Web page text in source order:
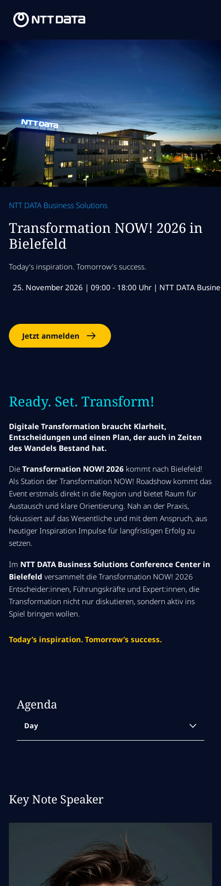
NTT DATA Business Solutions
Transformation NOW! 2026 in
Bielefeld
Today's inspiration. Tomorrow's success.
25. November 2026 | 09:00 - 18:00 Uhr | NTT DATA
Jetzt anmelden
Ready. Set. Transform!
Digitale Transformation braucht Klarheit,
Entscheidungen und einen Plan, der auch in Zeiten
des Wandels Bestand hat.
Die Transformation NOW! 2026 kommt nach Bielefeld!
Als Station der Transformation NOW! Roadshow kommt das
Event erstmals direkt in die Region und bietet Raum für
Austausch und klare Orientierung. Nah an der Praxis,
fokussiert auf das Wesentliche und mit dem Anspruch, aus
heutiger Inspiration Impulse für langfristigen Erfolg zu
setzen.
Im NTT DATA Business Solutions Conference Center in
Bielefeld versammelt die Transformation NOW! 2026
Entscheider:innen, Führungskräfte und Expert:innen, die
Transformation nicht nur diskutieren, sondern aktiv ins
Spiel bringen wollen.
Today’s inspiration. Tomorrow’s success.
Agenda
Day
Starten Sie mit einem stärkenden Frühstück
09:30 Uhr
Begrüßung & Opening
Key Note Speaker